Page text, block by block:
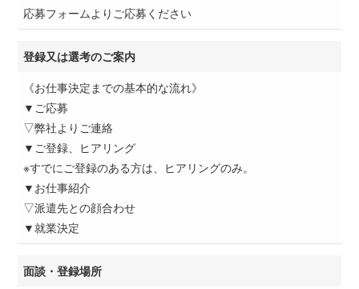
応募フォームよりご応募ください
登録又は選考のご案内
《お仕事決定までの基本的な流れ》
▼ご応募
▽弊社よりご連絡
▼ご登録、ヒアリング
※すでにご登録のある方は、ヒアリングのみ。
▼お仕事紹介
▽派遣先との顔合わせ
▼就業決定
面談・登録場所